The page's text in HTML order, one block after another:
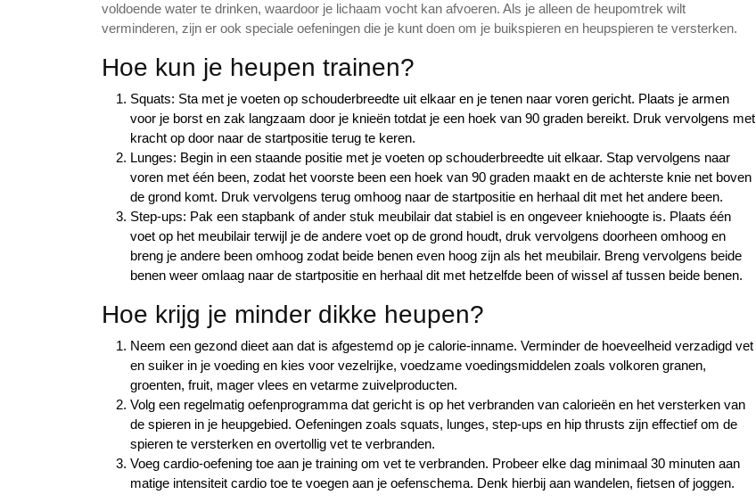
voldoende water te drinken, waardoor je lichaam vocht kan afvoeren. Als je alleen de heupomtrek wilt
verminderen, zijn er ook speciale oefeningen die je kunt doen om je buikspieren en heupspieren te versterken.
Hoe kun je heupen trainen?
Squats: Sta met je voeten op schouderbreedte uit elkaar en je tenen naar voren gericht. Plaats je armen
voor je borst en zak langzaam door je knieën totdat je een hoek van 90 graden bereikt. Druk vervolgens met
kracht op door naar de startpositie terug te keren.
Lunges: Begin in een staande positie met je voeten op schouderbreedte uit elkaar. Stap vervolgens naar
voren met één been, zodat het voorste been een hoek van 90 graden maakt en de achterste knie net boven
de grond komt. Druk vervolgens terug omhoog naar de startpositie en herhaal dit met het andere been.
Step-ups: Pak een stapbank of ander stuk meubilair dat stabiel is en ongeveer kniehoogte is. Plaats één
voet op het meubilair terwijl je de andere voet op de grond houdt, druk vervolgens doorheen omhoog en
breng je andere been omhoog zodat beide benen even hoog zijn als het meubilair. Breng vervolgens beide
benen weer omlaag naar de startpositie en herhaal dit met hetzelfde been of wissel af tussen beide benen.
Hoe krijg je minder dikke heupen?
Neem een gezond dieet aan dat is afgestemd op je calorie-inname. Verminder de hoeveelheid verzadigd vet
en suiker in je voeding en kies voor vezelrijke, voedzame voedingsmiddelen zoals volkoren granen,
groenten, fruit, mager vlees en vetarme zuivelproducten.
Volg een regelmatig oefenprogramma dat gericht is op het verbranden van calorieën en het versterken van
de spieren in je heupgebied. Oefeningen zoals squats, lunges, step-ups en hip thrusts zijn effectief om de
spieren te versterken en overtollig vet te verbranden.
Voeg cardio-oefening toe aan je training om vet te verbranden. Probeer elke dag minimaal 30 minuten aan
matige intensiteit cardio toe te voegen aan je oefenschema. Denk hierbij aan wandelen, fietsen of joggen.